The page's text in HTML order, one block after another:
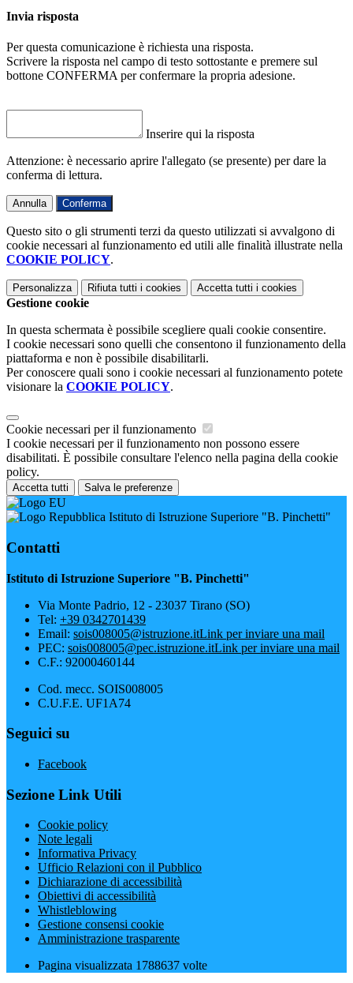
Invia risposta
Per questa comunicazione è richiesta una risposta.
Scrivere la risposta nel campo di testo sottostante e premere sul
bottone CONFERMA per confermare la propria adesione.
Inserire qui la risposta
Attenzione: è necessario aprire l'allegato (se presente) per dare la
conferma di lettura.
Annulla Conferma
Questo sito o gli strumenti terzi da questo utilizzati si avvalgono di
cookie necessari al funzionamento ed utili alle finalità illustrate nella
COOKIE POLICY.
Personalizza Rifiuta tutti i cookies Accetta tutti i cookies
Gestione cookie
In questa schermata è possibile scegliere quali cookie consentire.
I cookie necessari sono quelli che consentono il funzionamento della
piattaforma e non è possibile disabilitarli.
Per conoscere quali sono i cookie necessari al funzionamento potete
visionare la COOKIE POLICY.
Cookie necessari per il funzionamento
I cookie necessari per il funzionamento non possono essere
disabilitati. È possibile consultare l'elenco nella pagina della cookie
policy.
Accetta tutti Salva le preferenze
Istituto di Istruzione Superiore "B. Pinchetti"
Contatti
Istituto di Istruzione Superiore "B. Pinchetti"
Via Monte Padrio, 12 - 23037 Tirano (SO)
Tel: +39 0342701439
Email: sois008005@istruzione.itLink per inviare una mail
PEC: sois008005@pec.istruzione.itLink per inviare una mail
C.F.: 92000460144
Cod. mecc. SOIS008005
C.U.F.E. UF1A74
Seguici su
Facebook
Sezione Link Utili
Cookie policy
Note legali
Informativa Privacy
Ufficio Relazioni con il Pubblico
Dichiarazione di accessibilità
Obiettivi di accessibilità
Whistleblowing
Gestione consensi cookie
Amministrazione trasparente
Pagina visualizzata 1788637 volte